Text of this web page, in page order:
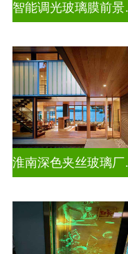
智能
淮南